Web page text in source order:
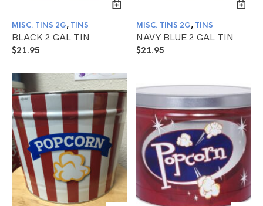
MISC. TINS 2G, TINS
BLACK 2 GAL TIN
$21.95
MISC. TINS 2G, TINS
NAVY BLUE 2 GAL TIN
$21.95